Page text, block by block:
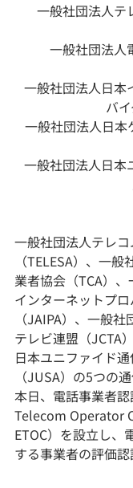
一般社団法人テ
一般社団法人
一般社団法人日本
バ
一般社団法人日本
一般社団法人日本
一般社団法人テレ
（TELESA）、一
業者協会（TCA）
インターネットプ
（JAIPA）、一般
テレビ連盟（JCTA
日本ユニファイド
（JUSA）の5つの
本日、電話事業者
Telecom Operator
ETOC）を設立し、
する事業者の評価認